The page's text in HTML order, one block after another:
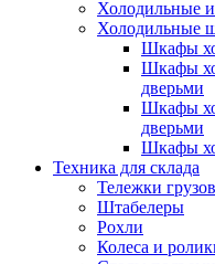
Холодильные
Холодильные
Шкафы
Шкафы
дверьми
Шкафы
дверьми
Шкафы
Техника для склада
Тележки
Штабелеры
Рохли
Колеса и